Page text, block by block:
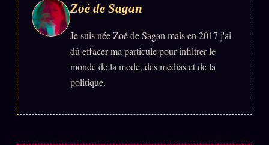
GENERIC ARCHITECTS
Archives SMK 26 TRANSM.
SMK Manifeste
Gossip Manifeste
Infofiction
Zoé de Sagan
Je suis née Zoé de Sagan mais en 2017 j'ai
dû effacer ma particule pour infiltrer le
monde de la mode, des médias et de la
politique.